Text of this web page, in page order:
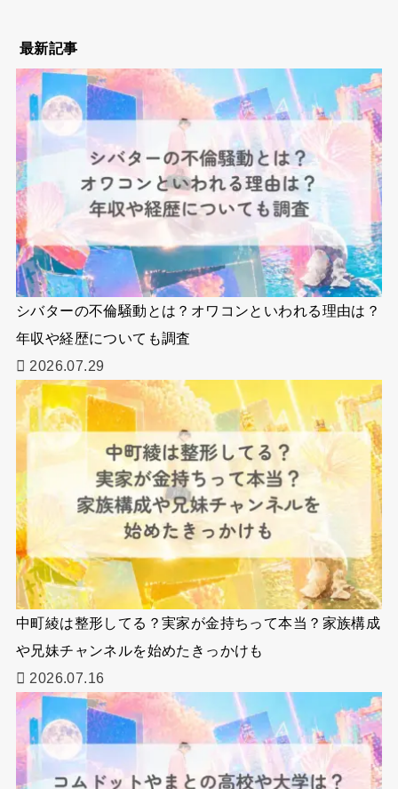
最新記事
シバターの不倫騒動とは？オワコンといわれる理由は？
年収や経歴についても調査
2026.07.29
中町綾は整形してる？実家が金持ちって本当？家族構成
や兄妹チャンネルを始めたきっかけも
2026.07.16